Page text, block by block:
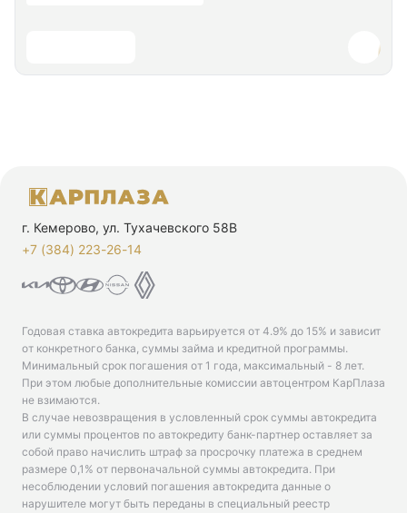
г. Кемерово, ул. Тухачевского 58В
+7 (384) 223-26-14‬
Годовая ставка автокредита варьируется от 4.9% до 15% и зависит
от конкретного банка, суммы займа и кредитной программы.
Минимальный срок погашения от 1 года, максимальный - 8 лет.
При этом любые дополнительные комиссии автоцентром КарПлаза
не взимаются.
В случае невозвращения в условленный срок суммы автокредита
или суммы процентов по автокредиту банк-партнер оставляет за
собой право начислить штраф за просрочку платежа в среднем
размере 0,1% от первоначальной суммы автокредита. При
несоблюдении условий погашения автокредита данные о
нарушителе могут быть переданы в специальный реестр